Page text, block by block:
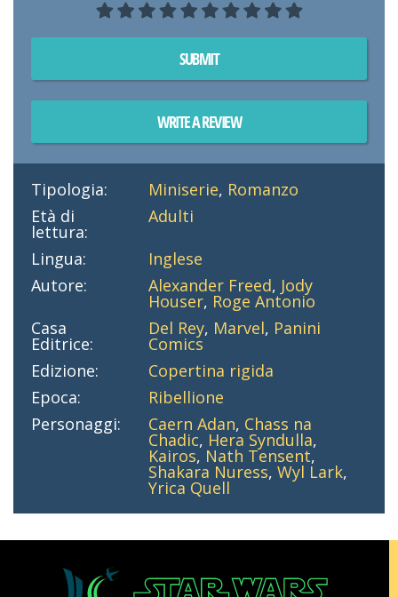
SUBMIT
WRITE A REVIEW
Tipologia: Miniserie, Romanzo
Età di
lettura:
Adulti
Lingua:
Inglese
Autore:
Alexander Freed, Jody
Houser, Roge Antonio
Casa
Editrice:
Del Rey, Marvel, Panini
Comics
Edizione:
Copertina rigida
Epoca:
Ribellione
Personaggi:
Caern Adan, Chass na
Chadic, Hera Syndulla,
Kairos, Nath Tensent,
Shakara Nuress,Wyl Lark,
Yrica Quell